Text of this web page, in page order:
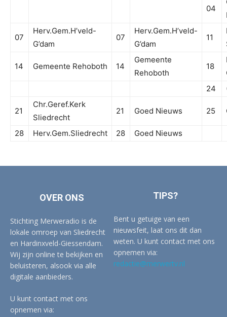
04
07
Herv.Gem.H’veld-
G’dam
07
Herv.Gem.H’veld-
G’dam
11
14 Gemeente Rehoboth 14
Gemeente
Rehoboth
18
24
21
Chr.Geref.Kerk
Sliedrecht
21 Goed Nieuws 25
28 Herv.Gem.Sliedrecht 28 Goed Nieuws
OVER ONS
Stichting Merweradio is de
lokale omroep van Sliedrecht
en Hardinxveld-Giessendam.
Wij zijn online te bekijken en
beluisteren, alsook via alle
digitale aanbieders.
U kunt contact met ons
opnemen via:
TIPS?
Bent u getuige van een
nieuwsfeit, laat ons dit dan
weten. U kunt contact met ons
opnemen via:
redactie@merwertv.nl